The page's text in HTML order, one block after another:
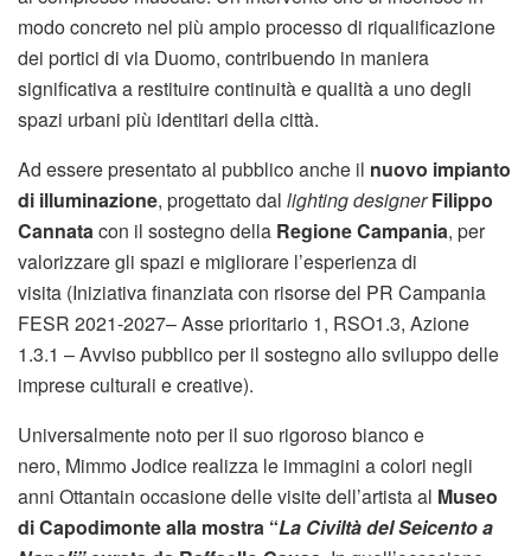
modo concreto nel più ampio processo di riqualificazione
dei portici di via Duomo, contribuendo in maniera
significativa a restituire continuità e qualità a uno degli
spazi urbani più identitari della città.
Ad essere presentato al pubblico anche il nuovo impianto
di illuminazione, progettato dal lighting designer Filippo
Cannatacon il sostegno della Regione Campania, per
valorizzare gli spazi e migliorare l’esperienza di
visita (Iniziativa finanziata con risorse del PR Campania
FESR 2021-2027– Asse prioritario 1, RSO1.3, Azione
1.3.1 – Avviso pubblico per il sostegno allo sviluppo delle
imprese culturali e creative).
Universalmente noto per il suo rigoroso bianco e
nero, Mimmo Jodice realizza le immagini a colori negli
anni Ottantain occasione delle visite dell’artista al Museo
di Capodimonte alla mostra “La Civiltà del Seicento a